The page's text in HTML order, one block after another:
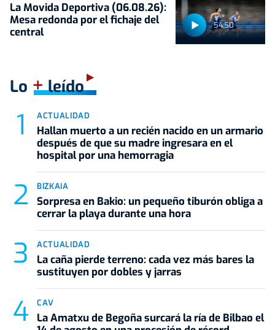
54:50
La Movida Deportiva (06.08.26):
Mesa redonda por el fichaje del
central
Lo +leído
ACTUALIDAD
Hallan muerto a un recién nacido en un armario
después de que su madre ingresara en el
hospital por una hemorragia
BIZKAIA
Sorpresa en Bakio: un pequeño tiburón obliga a
cerrar la playa durante una hora
ACTUALIDAD
La caña pierde terreno: cada vez más bares la
sustituyen por dobles y jarras
CAV
La Amatxu de Begoña surcará la ría de Bilbao el